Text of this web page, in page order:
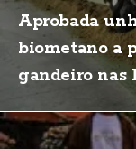
Aprobada
biometano a
gandeiro nas